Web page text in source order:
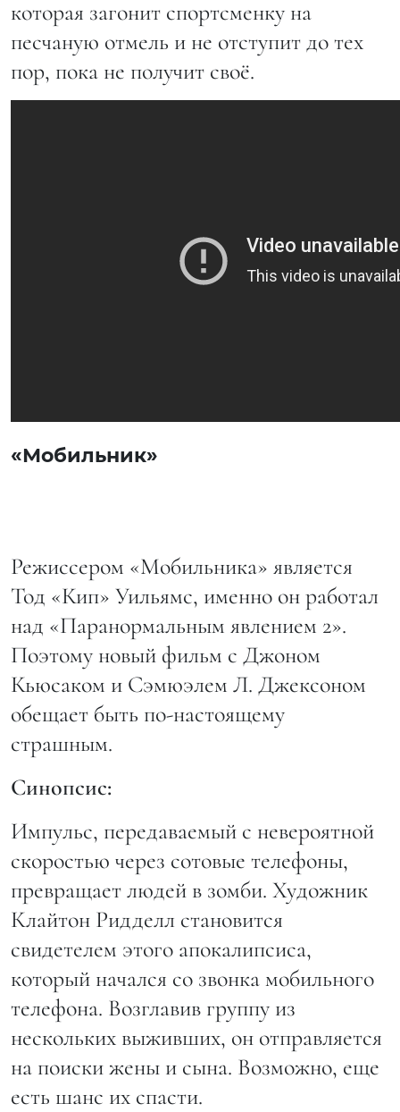
которая загонит спортсменку на
песчаную отмель и не отступит до тех
пор, пока не получит своё.
«Мобильник»
Режиссером «Мобильника» является
Тод «Кип» Уильямс, именно он работал
над «Паранормальным явлением 2».
Поэтому новый фильм с Джоном
Кьюсаком и Сэмюэлем Л. Джексоном
обещает быть по-настоящему
страшным.
Синопсис:
Импульс, передаваемый с невероятной
скоростью через сотовые телефоны,
превращает людей в зомби. Художник
Клайтон Ридделл становится
свидетелем этого апокалипсиса,
который начался со звонка мобильного
телефона. Возглавив группу из
нескольких выживших, он отправляется
на поиски жены и сына. Возможно, еще
есть шанс их спасти.